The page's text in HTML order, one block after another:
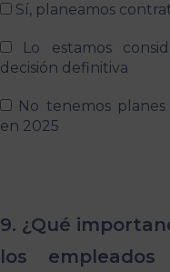
Sí, planeamos
Lo estamos
decisión definitiva
No tenemos
en 2025
9. ¿Qué
los